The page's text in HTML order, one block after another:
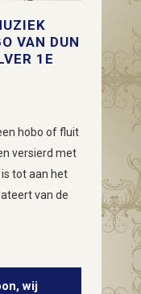
VAN DUN
1E
hobo of fluit
versierd met
tot aan het
van de
wij